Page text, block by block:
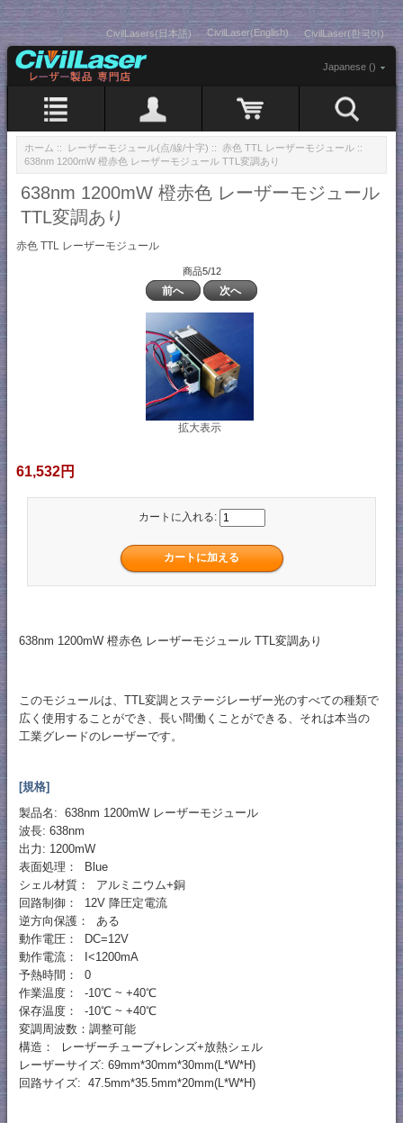
CivilLasers(日本語) CivilLaser(English) CivilLaser(한국어)
Japanese ()
ホーム :: レーザーモジュール(点/線/十字) :: 赤色 TTL レーザーモジュール ::
638nm 1200mW 橙赤色 レーザーモジュール TTL変調あり
638nm 1200mW 橙赤色 レーザーモジュール
TTL変調あり
赤色 TTL レーザーモジュール
商品5/12
前へ 次へ
拡大表示
61,532円
カートに入れる:
638nm 1200mW 橙赤色 レーザーモジュール TTL変調あり
このモジュールは、TTL変調とステージレーザー光のすべての種類で
広く使用することができ、長い間働くことができる、それは本当の
工業グレードのレーザーです。
[規格]
製品名: 638nm 1200mW レーザーモジュール
波長: 638nm
出力: 1200mW
表面処理： Blue
シェル材質： アルミニウム+銅
回路制御： 12V 降圧定電流
逆方向保護： ある
動作電圧： DC=12V
動作電流： I<1200mA
予熱時間： 0
作業温度： -10℃ ~ +40℃
保存温度： -10℃ ~ +40℃
変調周波数：調整可能
構造： レーザーチューブ+レンズ+放熱シェル
レーザーサイズ: 69mm*30mm*30mm(L*W*H)
回路サイズ: 47.5mm*35.5mm*20mm(L*W*H)